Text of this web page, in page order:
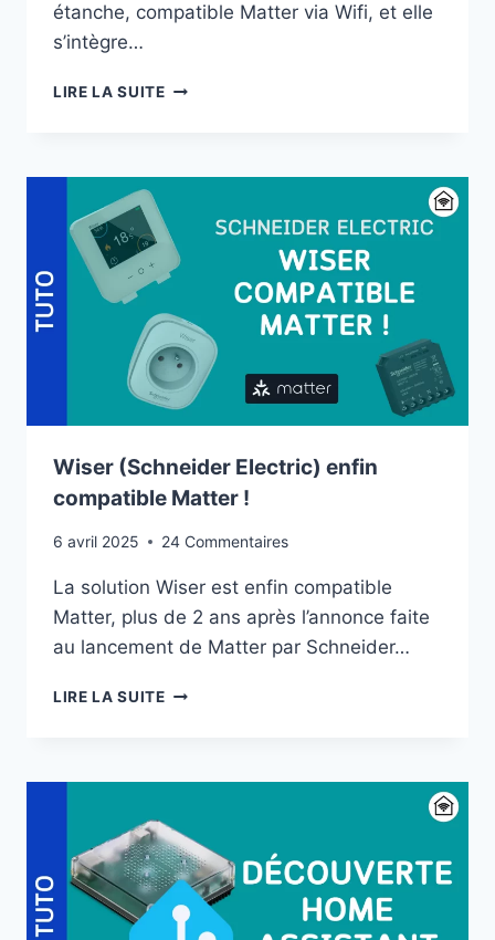
étanche, compatible Matter via Wifi, et elle
s’intègre…
LIRE LA SUITEMESUREZ
OU
CONSO
LA
CONNECTÉE
EXTÉRIEURE
MATTER
MEROSS
Wiser (Schneider Electric) enfin
compatible Matter !
6 avril 2025 24 Commentaires
La solution Wiser est enfin compatible
Matter, plus de 2 ans après l’annonce faite
au lancement de Matter par Schneider…
LIRE LA SUITEWISER
COMPATIBLE
!